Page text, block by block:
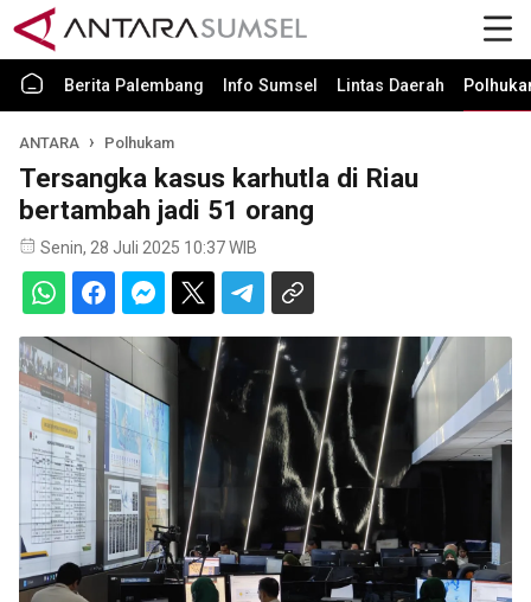
Berita Palembang Info Sumsel Lintas Daerah
ANTARA Polhukam
Tersangka kasus karhutla di Riau
bertambah jadi 51 orang
Senin, 28 Juli 2025 10:37 WIB